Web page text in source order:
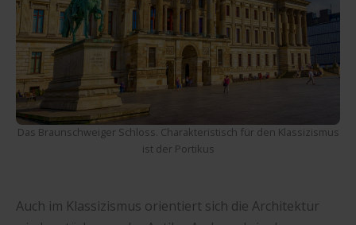
Das Braunschweiger Schloss. Charakteristisch für den Klassizismus
ist der Portikus
Auch im Klassizismus orientiert sich die Architektur